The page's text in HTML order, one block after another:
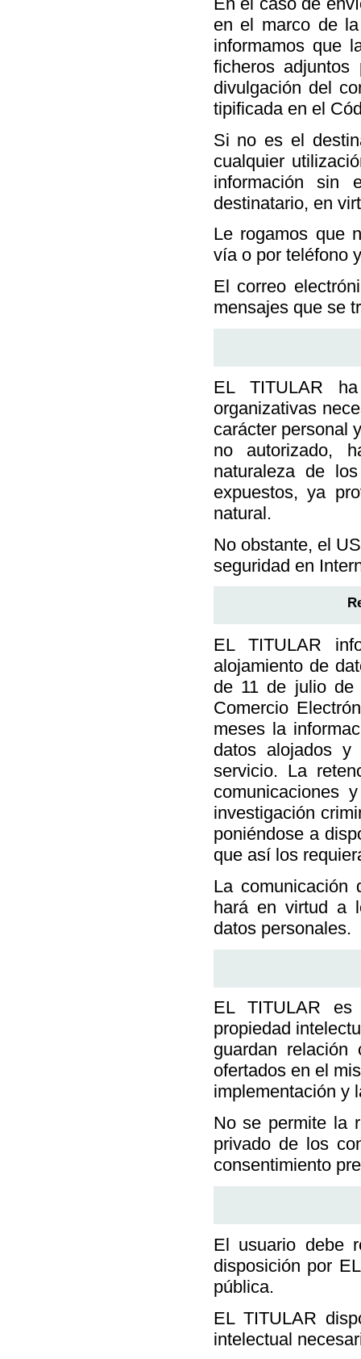
en el marco de
informamos que
ficheros
divulgación del
tipificada en el
Si no es el
cualquier
información sin
destinatario, en
Le rogamos que
vía o por teléfono
El correo
mensajes que se
EL TITULAR
organizativas
carácter personal
no autorizado,
naturaleza de
expuestos, ya
natural.
No obstante, el
seguridad en
EL TITULAR
alojamiento de
de 11 de julio de
Comercio
meses la
datos alojados
servicio. La
comunicaciones
investigación
poniéndose a
que así los
La
hará en virtud a
datos personales.
EL TITULAR
propiedad
guardan
ofertados en el
implementación y
No se permite la
privado de los
consentimiento
El usuario debe
disposición por
pública.
EL TITULAR
intelectual